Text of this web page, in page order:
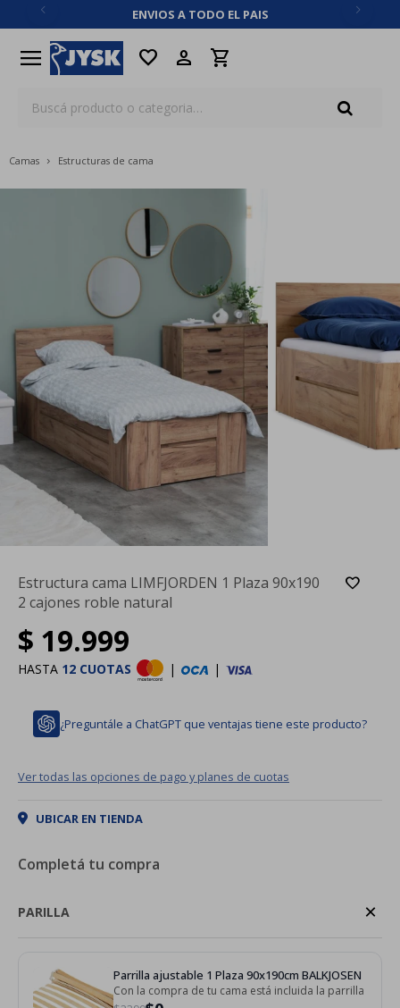
ENVIOS A TODO EL PAIS
menu favorite
Camas Estructuras de cama
Estructura cama LIMFJORDEN 1 Plaza 90x190
2 cajones roble natural
$ 19.999
HASTA 12 CUOTAS | |
¿Preguntále a ChatGPT que ventajas tiene este producto?
Ver todas las opciones de pago y planes de cuotas
UBICAR EN TIENDA
Completá tu compra
PARILLA ×
Parrilla ajustable 1 Plaza 90x190cm BALKJOSEN
Con la compra de tu cama está incluida la parrilla
close